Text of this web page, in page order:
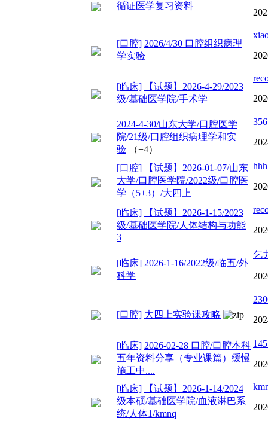
循证医学复习资料
[口腔] 2026/4/30 口腔组织病理
学实验
[临床]
【试题】2026-4-29/2023
级/基础医学院/手术学
2024-4-30/山东大学/口腔医学
院/21级/口腔组织病理学和实
验
（+4）
[口腔]
【试题】2026-01-07/山东
大学/口腔医学院/2022级/口腔医
学（5+3）/大四上
[临床]
【试题】2026-1-15/2023
级/基础医学院/人体结构与功能
3
[临床] 2026-1-16/2022级/临五/外
科学
乞
[口腔] 大四上实验课攻略
[临床] 2026-02-28 口腔/口腔本科
五年资料分享（专业课篇）缓慢
施工中....
[临床]
【试题】2026-1-14/2024
级本硕/基础医学院/血液淋巴系
统/人体1/kmnq